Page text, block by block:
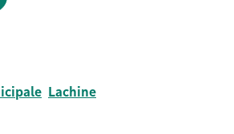
Lachine